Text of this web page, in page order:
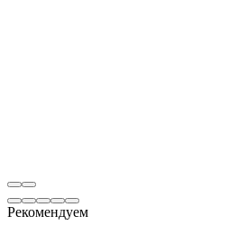
Рекомендуем